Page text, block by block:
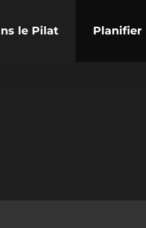
le Pilat Planifier